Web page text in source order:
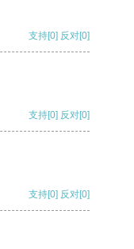
支持[0] 反对[0]
支持[0] 反对[0]
支持[0] 反对[0]